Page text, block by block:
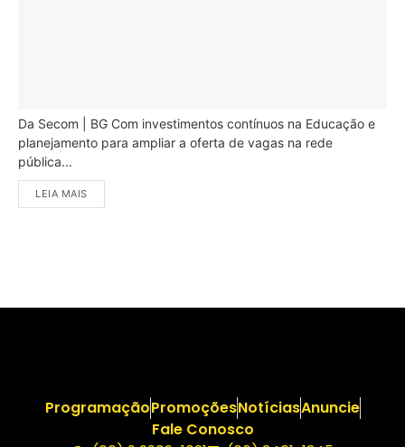
Da Secom | BG Com investimentos contínuos na Educação e
planejamento para ampliar a oferta de vagas na rede
pública...
LEIA MAIS
ProgramaçãoPromoçõesNotíciasAnuncie
Fale Conosco